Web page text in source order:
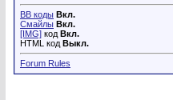
BB коды Вкл.
Смайлы Вкл.
[IMG] код Вкл.
HTML код Выкл.
Forum Rules